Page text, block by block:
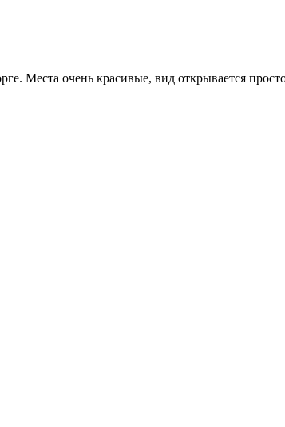
Места очень красивые, вид открывается